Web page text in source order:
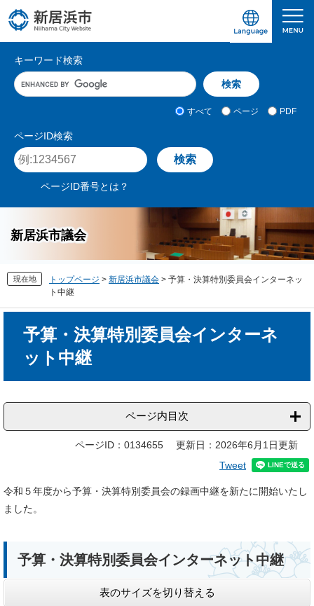
ー
ニ
愛媛県新居浜市ホームページ｜四国屈指の臨海
キーワード検索
キ
ー
ド
力
すべて ページ PDF
ページID検索
ペ
ー
D
入
ページID番号とは？
新居浜市議会
現在地 トップページ > 新居浜市議会 > 予算・決算特別委員会インターネッ
ト中継
予算・決算特別委員会インターネ
ット中継
ページ内目次
ページID：0134655
更新日：2026年6月1日更新
Tweet
令和５年度から予算・決算特別委員会の録画中継を新たに開始いたし
ました。
予算・決算特別委員会インターネット中継
表のサイズを切り替える